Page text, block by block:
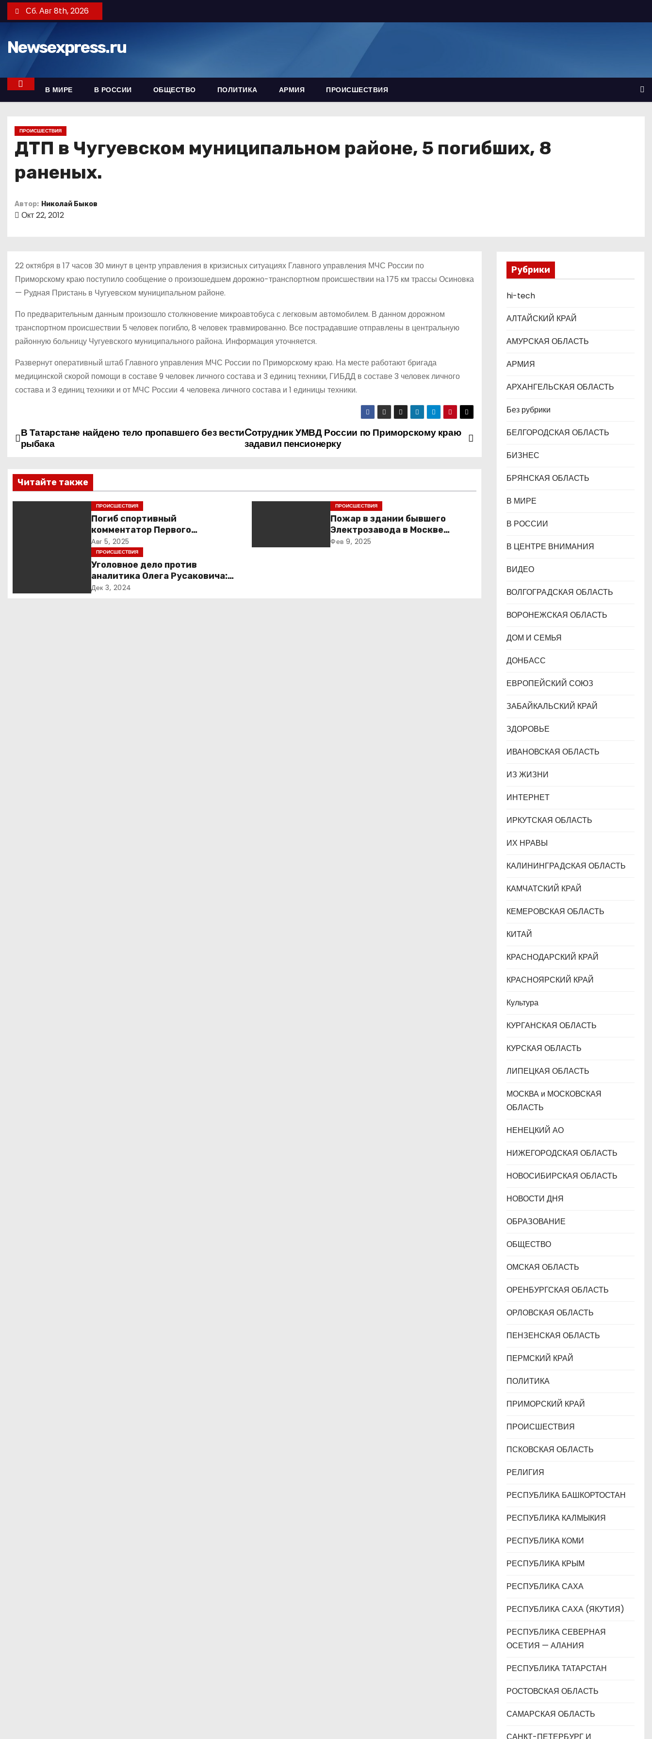
е
к
Сб. Авг 8th, 2026
Newsexpress.ru
В МИРЕ В РОССИИ ОБЩЕСТВО ПОЛИТИКА АРМИЯ ПРОИСШЕСТВИЯ
ПРОИСШЕСТВИЯ
ДТП в Чугуевском муниципальном районе, 5 погибших, 8
раненых.
Автор: Николай Быков
Окт 22, 2012
22 октября в 17 часов 30 минут в центр управления в кризисных ситуациях Главного управления МЧС России по
Приморскому краю поступило сообщение о произошедшем дорожно-транспортном происшествии на 175 км трассы Осиновка
— Рудная Пристань в Чугуевском муниципальном районе.
По предварительным данным произошло столкновение микроавтобуса с легковым автомобилем. В данном дорожном
транспортном происшествии 5 человек погибло, 8 человек травмированно. Все пострадавшие отправлены в центральную
районную больницу Чугуевского муниципального района. Информация уточняется.
Развернут оперативный штаб Главного управления МЧС России по Приморскому краю. На месте работают бригада
медицинской скорой помощи в составе 9 человек личного состава и 3 единиц техники, ГИБДД в составе 3 человек личного
состава и 3 единиц техники и от МЧС России 4 человека личного состава и 1 единицы техники.
Н
в
и
я
Cотрудник УМВД России по Приморскому краю
задавил пенсионерку
В Татарстане найдено тело пропавшего без вести
рыбака
Читайте также
ПРОИСШЕСТВИЯ
Погиб спортивный
комментатор Первого
Александр Гришин
Авг 5, 2025
ПРОИСШЕСТВИЯ
Пожар в здании бывшего
Электрозавода в Москве
успешно ликвидирован
Фев 9, 2025
ПРОИСШЕСТВИЯ
Уголовное дело против
аналитика Олега Русаковича:
обвинения, вымогательство и
Дек 3, 2024
Рубрики
hi-tech
АЛТАЙСКИЙ КРАЙ
АМУРСКАЯ ОБЛАСТЬ
АРМИЯ
АРХАНГЕЛЬСКАЯ ОБЛАСТЬ
Без рубрики
БЕЛГОРОДСКАЯ ОБЛАСТЬ
БИЗНЕС
БРЯНСКАЯ ОБЛАСТЬ
В МИРЕ
В РОССИИ
В ЦЕНТРЕ ВНИМАНИЯ
ВИДЕО
ВОЛГОГРАДСКАЯ ОБЛАСТЬ
ВОРОНЕЖСКАЯ ОБЛАСТЬ
ДОМ И СЕМЬЯ
ДОНБАСС
ЕВРОПЕЙСКИЙ СОЮЗ
ЗАБАЙКАЛЬСКИЙ КРАЙ
ЗДОРОВЬЕ
ИВАНОВСКАЯ ОБЛАСТЬ
ИЗ ЖИЗНИ
ИНТЕРНЕТ
ИРКУТСКАЯ ОБЛАСТЬ
ИХ НРАВЫ
КАЛИНИНГРАДCКАЯ ОБЛАСТЬ
КАМЧАТСКИЙ КРАЙ
КЕМЕРОВСКАЯ ОБЛАСТЬ
КИТАЙ
КРАСНОДАРСКИЙ КРАЙ
КРАСНОЯРСКИЙ КРАЙ
Культура
КУРГАНСКАЯ ОБЛАСТЬ
КУРСКАЯ ОБЛАСТЬ
ЛИПЕЦКАЯ ОБЛАСТЬ
МОСКВА и МОСКОВСКАЯ
ОБЛАСТЬ
НЕНЕЦКИЙ АО
НИЖЕГОРОДСКАЯ ОБЛАСТЬ
НОВОСИБИРСКАЯ ОБЛАСТЬ
НОВОСТИ ДНЯ
ОБРАЗОВАНИЕ
ОБЩЕСТВО
ОМСКАЯ ОБЛАСТЬ
ОРЕНБУРГСКАЯ ОБЛАСТЬ
ОРЛОВСКАЯ ОБЛАСТЬ
ПЕНЗЕНСКАЯ ОБЛАСТЬ
ПЕРМСКИЙ КРАЙ
ПОЛИТИКА
ПРИМОРСКИЙ КРАЙ
ПРОИСШЕСТВИЯ
ПСКОВСКАЯ ОБЛАСТЬ
РЕЛИГИЯ
РЕСПУБЛИКА БАШКОРТОСТАН
РЕСПУБЛИКА КАЛМЫКИЯ
РЕСПУБЛИКА КОМИ
РЕСПУБЛИКА КРЫМ
РЕСПУБЛИКА САХА
РЕСПУБЛИКА САХА (ЯКУТИЯ)
РЕСПУБЛИКА СЕВЕРНАЯ
ОСЕТИЯ — АЛАНИЯ
РЕСПУБЛИКА ТАТАРСТАН
РОСТОВСКАЯ ОБЛАСТЬ
САМАРСКАЯ ОБЛАСТЬ